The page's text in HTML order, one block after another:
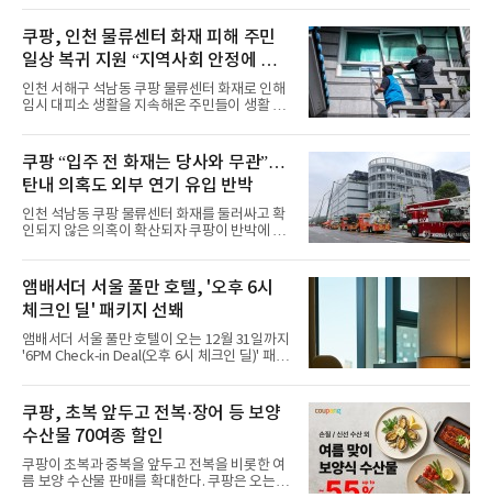
이야기를 담은 인형 극장 콘셉트의 공간 ‘앰버드
시어터(Ambird Theater)’를 새롭게 선보인
다”고 밝혔다.앰배서더 서울 풀만 호텔은 로비
한편에 마련된 앰버드 존을 통해 앰버드의 세계
관을 소개해왔다. 앰버드 존은 앰버드가 우주여
행 중 수집한 다양한 굿즈를 전시한 '앰버드 플래
닛(Ambird Planet)과 계절별 플라워 연출로 사
라 극장을 모티브로 한 데코레이션으로 구성됐
다. 무대 공간 및 티켓 박스
쿠팡, 인천 물류센터 화재 피해 주민
일상 복귀 지원 “지역사회 안정에 총
력”
인천 서해구 석남동 쿠팡 물류센터 화재로 인해
임시 대피소 생활을 지속해온 주민들이 생활 터
필먼트서비스(CFS)가 지난 28일부터 화재 피해
주민을 대상으로 전문 출장 청소서비스 지원에
나섬으로써 본격적인 지역사회 복구 작업이 시
작된 것이다.대피소 주민 중심 청소 접수, 첫날
부터 2가구 지원 완료CFS는 신현초등학교, 신
현북초등학교, 신현여자중학교 등 인천 서해구
관내 임시 대피소 3곳에서 체류해온 화재 피해
민들의 호응 속에 CFS는 즉시 행동에 나섰다. 지
난 28일 오후 전문 청소업체와
쿠팡 “입주 전 화재는 당사와 무관”…
탄내 의혹도 외부 연기 유입 반박
인천 석남동 쿠팡 물류센터 화재를 둘러싸고 확
인되지 않은 의혹이 확산되자 쿠팡이 반박에 나
에 대해서는 외부 화재 연기 유입이라고 설명했
고, 2023년 같은 물류센터에서 발생한 화재에
대해서도 쿠팡 입주 전 공사 과정에서 벌어진 일
이라며 선을 그었다.쿠팡은 21일 인천 물류센터
내부에서 불이 타는 냄새가 났다는 의혹과 관련
해 “사실무근”이라는 입장을 밝혔다.회사 측은
“인근에서 지난 15일 다른 회사에서 발생한 대
것으로 확인됐다”고 설명했다.이어 “정확한 화
재 원인은 추후 조사될
앰배서더 서울 풀만 호텔, '오후 6시
체크인 딜' 패키지 선봬
앰배서더 서울 풀만 호텔이 오는 12월 31일까지
'6PM Check-in Deal(오후 6시 체크인 딜)' 패키
으로 여유로운 저녁 시간부터 호텔 스테이를 시
작할 수 있도록 준비됐다.앰배서더 서울 풀만 호
텔 측은 “퇴근 후 또는 주말 도심 속에서 짧지만
온전한 휴식을 원하는 고객들에게 특별한 경험
을 제공한다”고 밝혔다.패키지는 디럭스와 이그
제큐티브 두 가지 타입으로 구성된다. 디럭스 패
키지는 객실 1박(룸 온리)으로 심플한 호캉스를
쿠팡, 초복 앞두고 전복·장어 등 보양
수산물 70여종 할인
쿠팡이 초복과 중복을 앞두고 전복을 비롯한 여
름 보양 수산물 판매를 확대한다. 쿠팡은 오는